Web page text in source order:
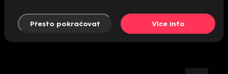
Přesto pokračovat Více info